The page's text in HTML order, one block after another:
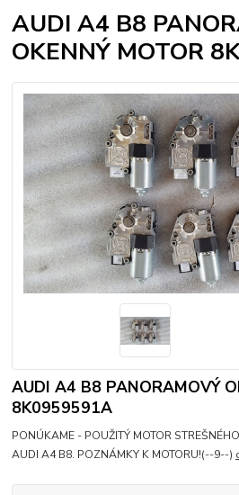
AUDI A4 B8
OKENNÝ MOTOR
AUDI A4 B8 PANORAMOVÝ
8K0959591A
PONÚKAME - POUŽITÝ MOTOR
AUDI A4 B8. POZNÁMKY K MOTORU!(--9--)